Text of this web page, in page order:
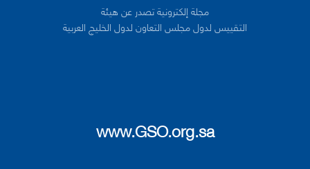
مجلة إلكترونية تصدر عن هيئة
التقييس لدول مجلس التعاون لدول الخليج العربية
www.GSO.org.sa